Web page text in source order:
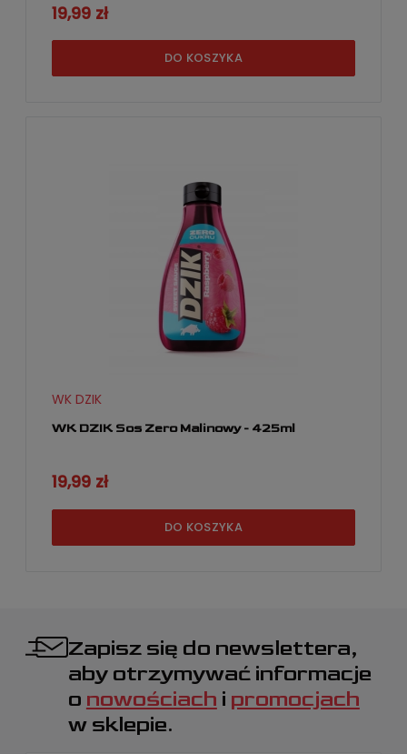
19,99 zł
DO KOSZYKA
WK DZIK Sos Zero Malinowy - 425ml
WK DZIK
19,99 zł
DO KOSZYKA
Zapisz się do newslettera,
aby otrzymywać informacje
o nowościach i promocjach
w sklepie.